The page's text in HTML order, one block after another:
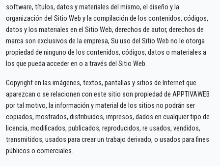
software, títulos, datos y materiales del mismo, el diseño y la
organización del Sitio Web y la compilación de los contenidos, códigos,
datos y los materiales en el Sitio Web, derechos de autor, derechos de
marca son exclusivos de la empresa, Su uso del Sitio Web no le otorga
propiedad de ninguno de los contenidos, códigos, datos o materiales a
los que pueda acceder en o a través del Sitio Web.
Copyright en las imágenes, textos, pantallas y sitios de Internet que
aparezcan o se relacionen con este sitio son propiedad de APPTIVAWEB
por tal motivo, la información y material de los sitios no podrán ser
copiados, mostrados, distribuidos, impresos, dados en cualquier tipo de
licencia, modificados, publicados, reproducidos, re usados, vendidos,
transmitidos, usados para crear un trabajo derivado, o usados para fines
públicos o comerciales.